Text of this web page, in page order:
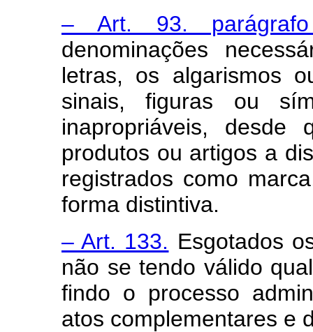
– Art. 93.
denominações
letras, os algarismos
sinais, figuras ou
inapropriáveis,
produtos ou artigos a
registrados como
forma distintiva.
– Art. 133. Esgotados
não se tendo válido
findo o processo
atos complementares e